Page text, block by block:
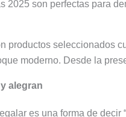
2025 son perfectas para
productos seleccionados
moderno. Desde la
alegran
es una forma de decir